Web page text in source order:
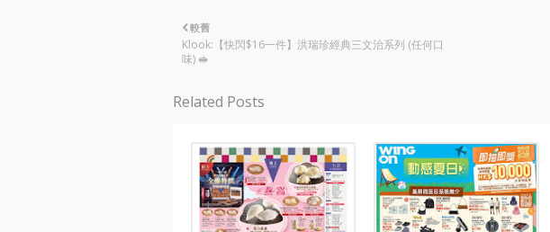
較舊
Klook:【快閃$16一件】洪瑞珍經典三文治系列 (任何口
味) 🥪
Related Posts